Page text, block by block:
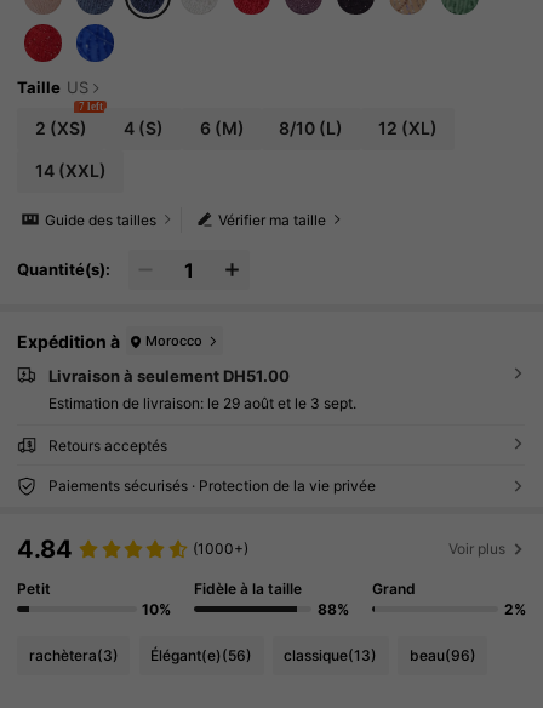
Taille US
2 (XS)
7 left
4(S) 6 (M) 8/10 (L) 12 (XL)
14(XXL)
Vérifier ma taille
Guide des tailles
Quantité(s):
Expédition à Morocco
Livraison à seulement DH51.00
Estimation de livraison: le 29 août et le 3 sept.
Retours acceptés
Paiements sécurisés · Protection de la vie privée
4.84 (1000+) Voir plus
Petit
10%
Fidèle à la taille
88%
Grand
2%
rachètera(3) Élégant(e)(56) classique(13) beau(96)